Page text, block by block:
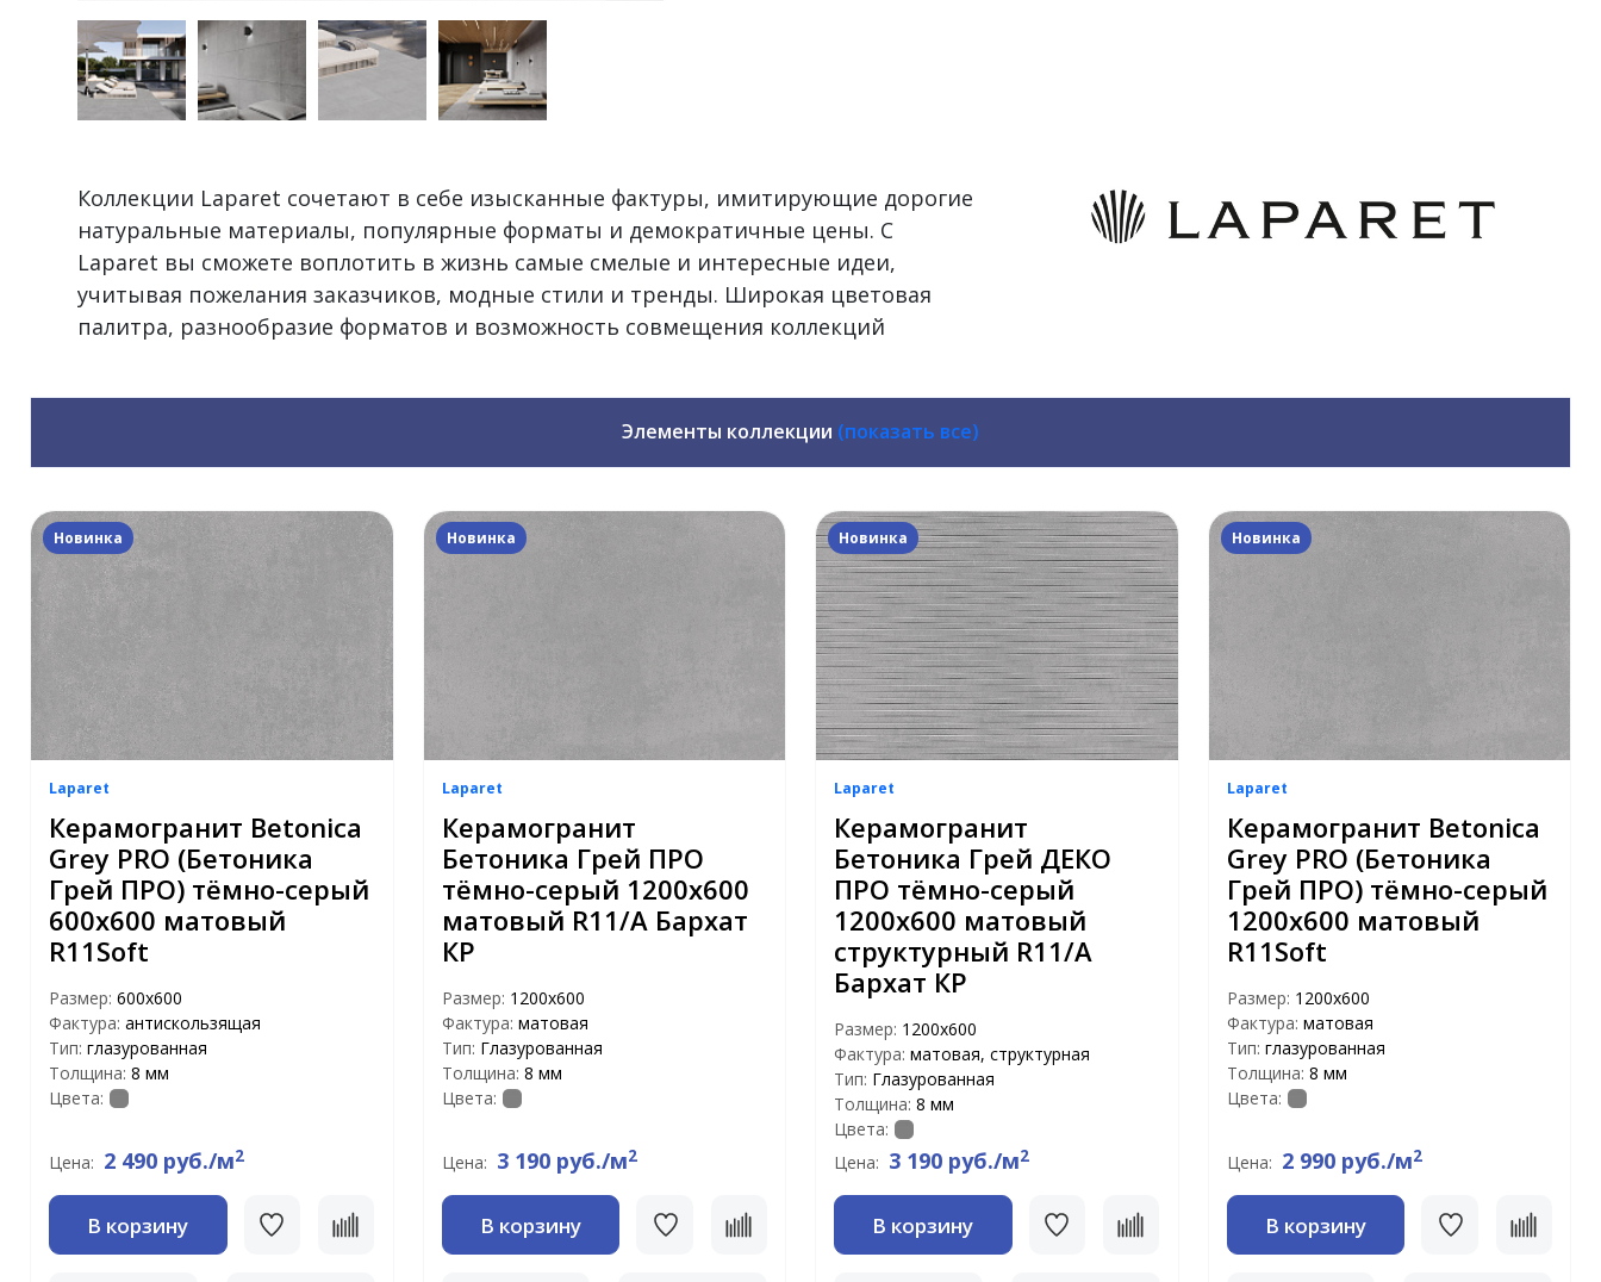
Коллекции Laparet сочетают в себе изысканные фактуры, имитирующие дорогие
натуральные материалы, популярные форматы и демократичные цены. С
Laparet вы сможете воплотить в жизнь самые смелые и интересные идеи,
учитывая пожелания заказчиков, модные стили и тренды. Широкая цветовая
палитра, разнообразие форматов и возможность совмещения коллекций
Элементы коллекции (показать все)
Новинка
Laparet
Керамогранит Betonica
Grey PRO (Бетоника
Грей ПРО) тёмно-серый
600x600 матовый
R11Soft
Размер: 600x600
Фактура: антискользящая
Тип: глазурованная
Толщина: 8 мм
Цвета:
Цена: 2 490 руб./м2
В корзину
Новинка
Laparet
Керамогранит
Бетоника Грей ПРО
тёмно-серый 1200x600
матовый R11/A Бархат
КР
Размер: 1200x600
Фактура: матовая
Тип: Глазурованная
Толщина: 8 мм
Цвета:
Цена: 3 190 руб./м2
В корзину
Новинка
Laparet
Керамогранит
Бетоника Грей ДЕКО
ПРО тёмно-серый
1200x600 матовый
структурный R11/A
Бархат КР
Размер: 1200x600
Фактура: матовая, структурная
Тип: Глазурованная
Толщина: 8 мм
Цвета:
Цена: 3 190 руб./м2
В корзину
Новинка
Laparet
Керамогранит Betonica
Grey PRO (Бетоника
Грей ПРО) тёмно-серый
1200x600 матовый
R11Soft
Размер: 1200x600
Фактура: матовая
Тип: глазурованная
Толщина: 8 мм
Цвета:
Цена: 2 990 руб./м2
В корзину